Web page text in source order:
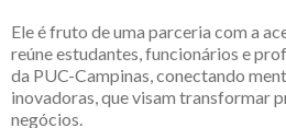
Ele é fruto de uma parceria com a
reúne estudantes, funcionários e
da PUC-Campinas, conectando
inovadoras, que visam transformar
negócios.